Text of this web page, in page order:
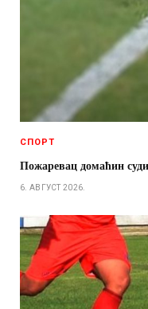
СПОРТ
Пожаревац домаћин
6. АВГУСТ 2026.